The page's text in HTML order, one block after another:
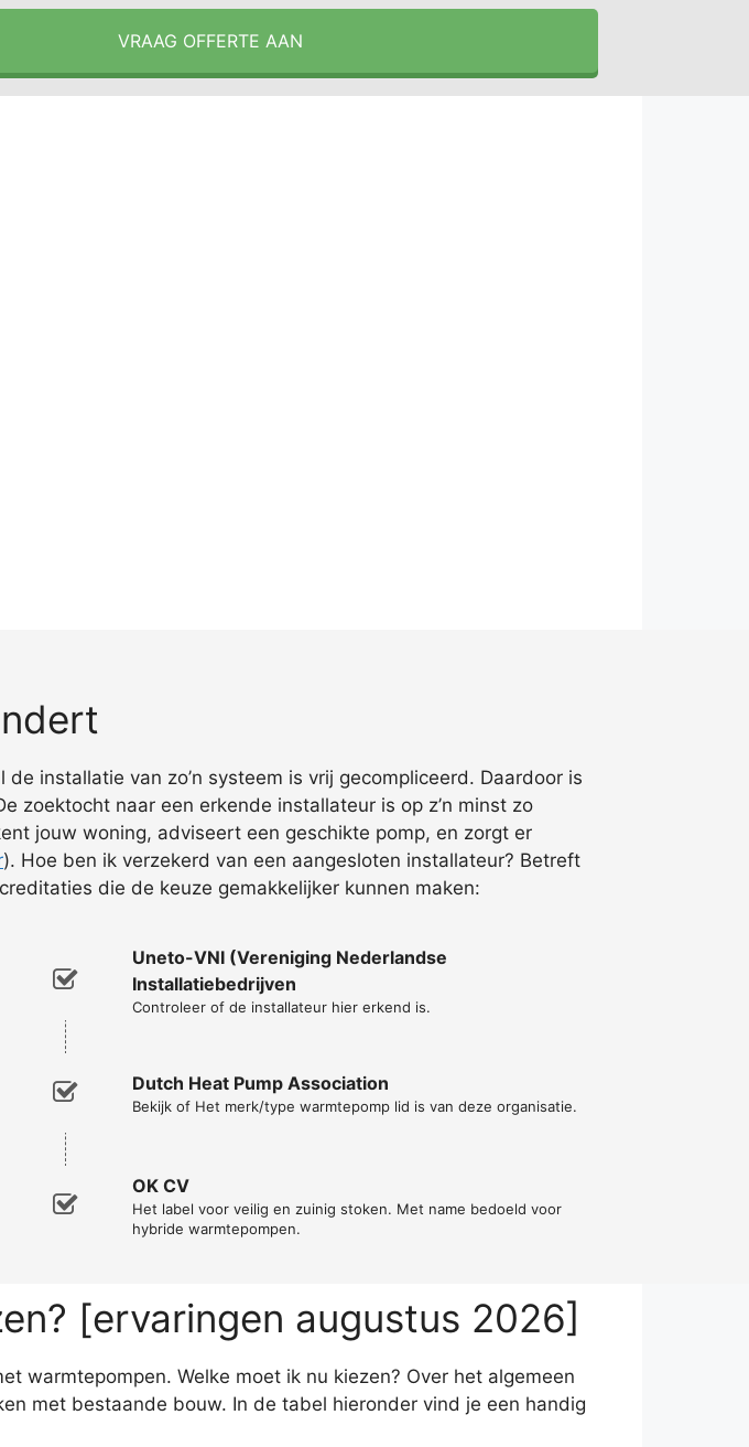
VRAAG OFFERTE AAN
installatie van zo’n systeem is vrij gecompliceerd. Daardoor is
zoektocht naar een erkende installateur is op z’n minst zo
jouw woning, adviseert een geschikte pomp, en zorgt er
). Hoe ben ik verzekerd van een aangesloten installateur? Betreft
die de keuze gemakkelijker kunnen maken:
Uneto-VNI (Vereniging Nederlandse
Installatiebedrijven
Controleer of de installateur hier erkend is.
Dutch Heat Pump Association
Bekijk of Het merk/type warmtepomp lid is van deze organisatie.
OK CV
Het label voor veilig en zuinig stoken. Met name bedoeld voor
hybride warmtepompen.
[ervaringen augustus 2026]
warmtepompen. Welke moet ik nu kiezen? Over het algemeen
met bestaande bouw. In de tabel hieronder vind je een handig